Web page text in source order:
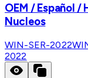
OEM / Español /
Nucleos
WIN-SER-2022
2022